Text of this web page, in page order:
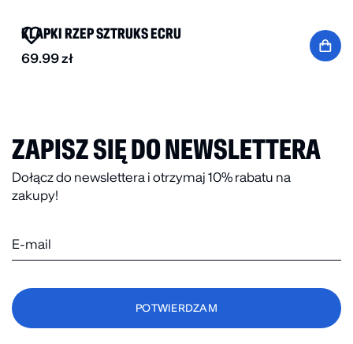
KLAPKI RZEP SZTRUKS ECRU
69.99zł
ZAPISZ SIĘ DO NEWSLETTERA
Dołącz do newslettera i otrzymaj 10% rabatu na
zakupy!